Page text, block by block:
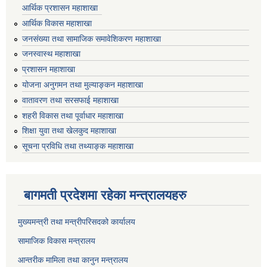
आर्थिक प्रशासन महाशाखा
आर्थिक विकास महाशाखा
जनसंख्या तथा सामाजिक समावेशिकरण महाशाखा
जनस्वास्थ महाशाखा
प्रशासन महाशाखा
योजना अनुगमन तथा मुल्याङ्कन महाशाखा
वातावरण तथा सरसफाई महाशाखा
शहरी विकास तथा पूर्वाधार महाशाखा
शिक्षा युवा तथा खेलकुद महाशाखा
सूचना प्रविधि तथा तथ्याङ्क महाशाखा
बागमती प्रदेशमा रहेका मन्त्रालयहरु
मुख्यमन्त्री तथा मन्त्रीपरिसदको कार्यालय
सामाजिक विकास मन्त्रालय
आन्तरीक मामिला तथा कानुन मन्त्रालय